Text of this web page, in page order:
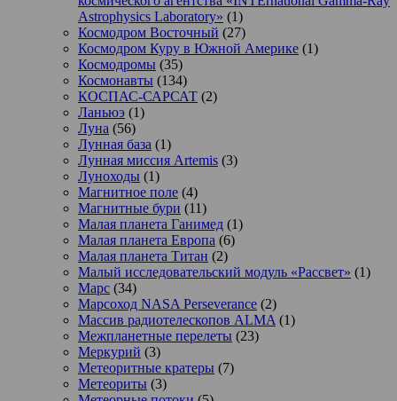
Astrophysics Laboratory» (1)
Космодром Восточный (27)
Космодром Куру в Южной Америке (1)
Космодромы (35)
Космонавты (134)
КОСПАС-САРСАТ (2)
Ланьюэ (1)
Луна (56)
Лунная база (1)
Лунная миссия Artemis (3)
Луноходы (1)
Магнитное поле (4)
Магнитные бури (11)
Малая планета Ганимед (1)
Малая планета Европа (6)
Малая планета Титан (2)
Малый исследовательский модуль «Рассвет» (1)
Марс (34)
Марсоход NASA Perseverance (2)
Массив радиотелескопов ALMA (1)
Межпланетные перелеты (23)
Меркурий (3)
Метеоритные кратеры (7)
Метеориты (3)